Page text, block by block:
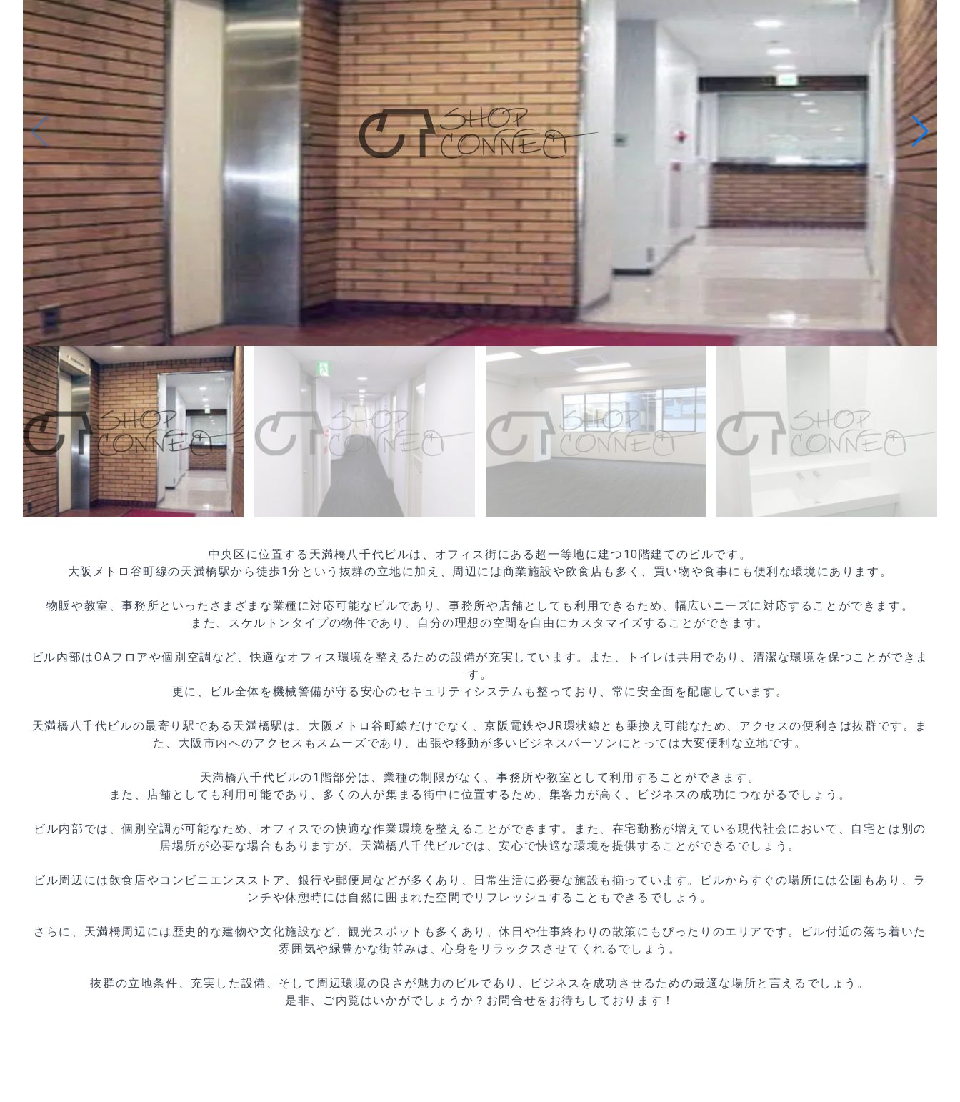
中央区に位置する天満橋八千代ビルは、オフィス街にある超一等地に建つ10階建てのビルです。
大阪メトロ谷町線の天満橋駅から徒歩1分という抜群の立地に加え、周辺には商業施設や飲食店も多く、買い物や食事にも便利な環境にあります。
物販や教室、事務所といったさまざまな業種に対応可能なビルであり、事務所や店舗としても利用できるため、幅広いニーズに対応することができます。
また、スケルトンタイプの物件であり、自分の理想の空間を自由にカスタマイズすることができます。
ビル内部はOAフロアや個別空調など、快適なオフィス環境を整えるための設備が充実しています。また、トイレは共用であり、清潔な環境を保つことができま
す。
更に、ビル全体を機械警備が守る安心のセキュリティシステムも整っており、常に安全面を配慮しています。
天満橋八千代ビルの最寄り駅である天満橋駅は、大阪メトロ谷町線だけでなく、京阪電鉄やJR環状線とも乗換え可能なため、アクセスの便利さは抜群です。ま
た、大阪市内へのアクセスもスムーズであり、出張や移動が多いビジネスパーソンにとっては大変便利な立地です。
天満橋八千代ビルの1階部分は、業種の制限がなく、事務所や教室として利用することができます。
また、店舗としても利用可能であり、多くの人が集まる街中に位置するため、集客力が高く、ビジネスの成功につながるでしょう。
ビル内部では、個別空調が可能なため、オフィスでの快適な作業環境を整えることができます。また、在宅勤務が増えている現代社会において、自宅とは別の
居場所が必要な場合もありますが、天満橋八千代ビルでは、安心で快適な環境を提供することができるでしょう。
ビル周辺には飲食店やコンビニエンスストア、銀行や郵便局などが多くあり、日常生活に必要な施設も揃っています。ビルからすぐの場所には公園もあり、ラ
ンチや休憩時には自然に囲まれた空間でリフレッシュすることもできるでしょう。
さらに、天満橋周辺には歴史的な建物や文化施設など、観光スポットも多くあり、休日や仕事終わりの散策にもぴったりのエリアです。ビル付近の落ち着いた
雰囲気や緑豊かな街並みは、心身をリラックスさせてくれるでしょう。
抜群の立地条件、充実した設備、そして周辺環境の良さが魅力のビルであり、ビジネスを成功させるための最適な場所と言えるでしょう。
是非、ご内覧はいかがでしょうか？お問合せをお待ちしております！